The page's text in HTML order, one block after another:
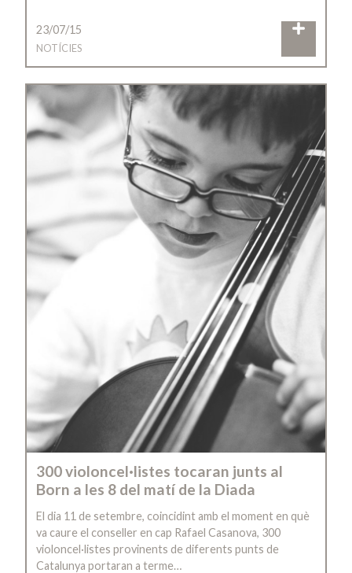
23/07/15
NOTÍCIES
300 violoncel·listes tocaran junts al
Born a les 8 del matí de la Diada
El dia 11 de setembre, coincidint amb el moment en què
va caure el conseller en cap Rafael Casanova, 300
violoncel·listes provinents de diferents punts de
Catalunya portaran a terme…